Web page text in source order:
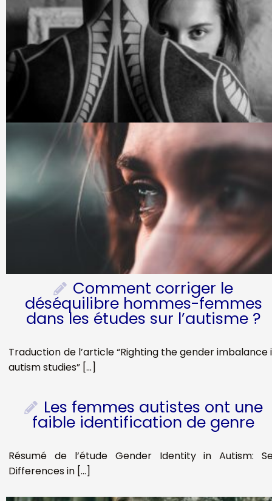
Comment corriger le
déséquilibre hommes-femmes
dans les études sur l’autisme ?
Traduction de l’article “Righting the gender imbalance
autism studies” […]
Les femmes autistes ont une
faible identification de genre
Résumé de l’étude Gender Identity in Autism:
Differences in […]